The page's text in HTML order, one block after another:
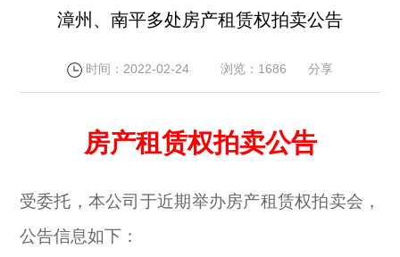
漳州、南平多处房产租赁权拍卖公告
时间：2022-02-24 浏览：1686 分享
房产租赁权拍卖公告
受委托，本公司于近期举办房产租赁权拍卖会，
公告信息如下：